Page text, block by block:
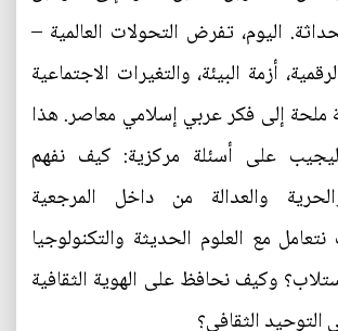
اليوم، تفرض التحولات العالمية –
أزمة البيئة، والتغيرات الاجتماعية
ملحة إلى فكر عربي إسلامي معاصر. هذا
على أسئلة مركزية: كيف نفهم
والعدالة من داخل المرجعية
مع العلوم الحديثة والتكنولوجيا
وكيف نحافظ على الهوية الثقافية
التوحيد الثقافي؟